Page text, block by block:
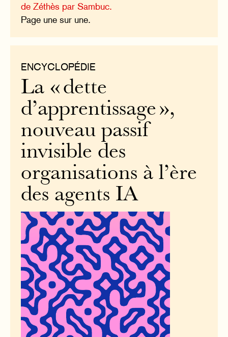
de Zéthès par Sambuc.
Page une sur une.
ENCYCLOPÉDIE
La « dette
d’apprentissage »,
nouveau passif
invisible des
organisations à l’ère
des agents IA